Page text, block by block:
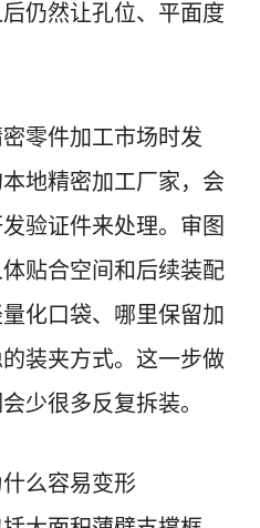
仍然让孔位、平面度
零件加工市场时发
地精密加工厂家，会
验证件来处理。审图
贴合空间和后续装配
化口袋、哪里保留加
装夹方式。这一步做
少很多反复拆装。
么容易变形